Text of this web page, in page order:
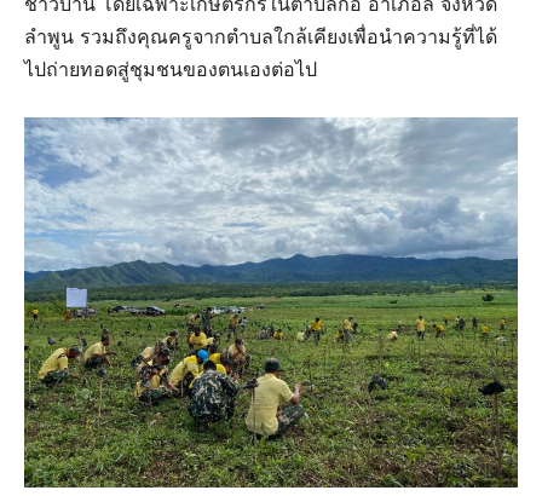
ลำพูน รวมถึงคุณครูจากตำบลใกล้เคียงเพื่อนำความรู้ที่ได้
ไปถ่ายทอดสู่ชุมชนของตนเองต่อไป